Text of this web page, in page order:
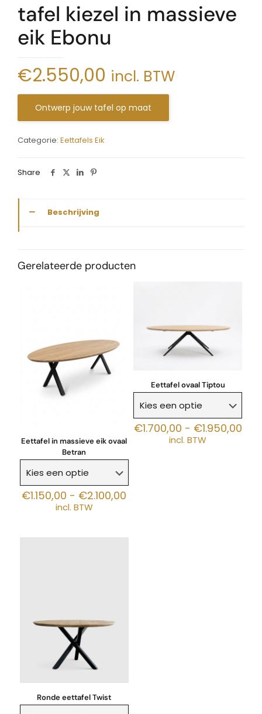
tafel kiezel in massieve
eik Ebonu
€2.550,00 incl. BTW
Ontwerp jouw tafel op maat
Categorie: Eettafels Eik
Share
Beschrijving
Gerelateerde producten
Eettafel in massieve eik ovaal
Betran
€1.150,00 - €2.100,00
incl. BTW
Eettafel ovaal Tiptou
€1.700,00 - €1.950,00
incl. BTW
Ronde eettafel Twist